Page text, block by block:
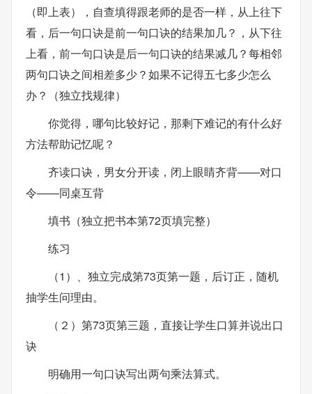
（即上表），自查填得跟老师的是否一样，从上往下
看，后一句口诀是前一句口诀的结果加几？，从下往
上看，前一句口诀是后一句口诀的结果减几？每相邻
两句口诀之间相差多少？如果不记得五七多少怎么
办？（独立找规律）
你觉得，哪句比较好记，那剩下难记的有什么好
方法帮助记忆呢？
齐读口诀，男女分开读，闭上眼睛齐背——对口
令——同桌互背
填书（独立把书本第72页填完整）
练习
（1）、独立完成第73页第一题，后订正，随机
抽学生问理由。
（２）第73页第三题，直接让学生口算并说出口
诀
明确用一句口诀写出两句乘法算式。